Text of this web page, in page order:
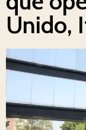
Unido,